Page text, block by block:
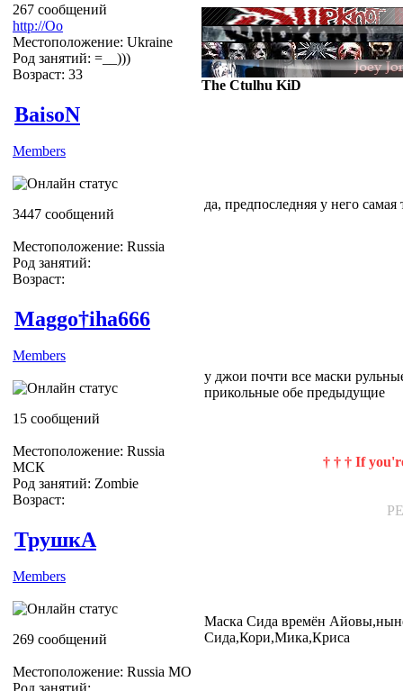
267 сообщений
http://Оо
Местоположение: Ukraine
Род занятий: =__)))
Возраст: 33
The Ctulhu KiD
BaisoN
Members
3447 сообщений
Местоположение: Russia
Род занятий:
Возраст:
да, предпоследняя у него самая
Maggo†iha666
Members
15 сообщений
Местоположение: Russia
МСК
Род занятий: Zombie
Возраст:
у джои почти все маски
прикольные обе предыдущие
† † † If
ТрушкА
Members
269 сообщений
Местоположение: Russia МО
Род занятий:
Маска Сида времён
Сида,Кори,Мика,Криса